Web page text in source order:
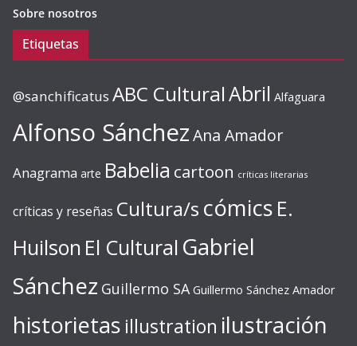
Sobre nosotros
Etiquetas
@sanchificatus ABC CulturalAbril Alfaguara
Alfonso SánchezAna Amador
Anagrama arte Babelia cartoon críticas literarias
críticas y reseñas Cultura/s cómics E.
Huilson El Cultural Gabriel
Sánchez Guillermo SA Guillermo Sánchez Amador
historietas illustration ilustración